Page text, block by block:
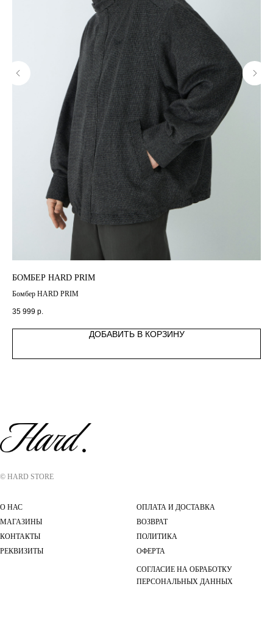
БОМБЕР HARD PRIM
Бомбер HARD PRIM
35 999 р.
ДОБАВИТЬ В КОРЗИНУ
© HARD STORE
О НАС
МАГАЗИНЫ
КОНТАКТЫ
РЕКВИЗИТЫ
ОПЛАТА И ДОСТАВКА
ВОЗВРАТ
ПОЛИТИКА
ОФЕРТА
СОГЛАСИЕ НА ОБРАБОТКУ
ПЕРСОНАЛЬНЫХ ДАННЫХ